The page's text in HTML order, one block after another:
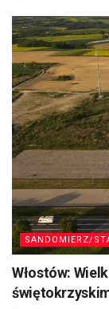
SANDOMIERZ/
Włostów: